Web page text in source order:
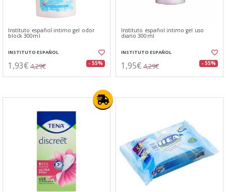
Instituto español intimo gel odor
block 300ml
INSTITUTO ESPAÑOL
1,93€ 4,29€ - 55%
Instituto español intimo gel uso
diario 300ml
INSTITUTO ESPAÑOL
1,95€ 4,29€ - 55%